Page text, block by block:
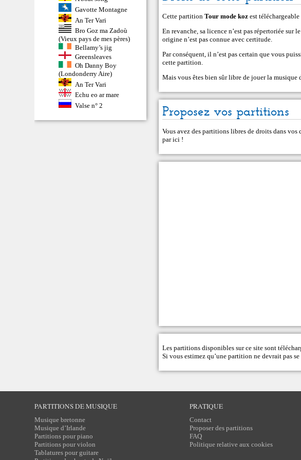
Gavotte Montagne
An Ter Vari
Bro Goz ma Zadoù
(Vieux pays de mes pères)
Bellamy’s jig
Greensleaves
Oh Danny Boy
(Londonderry Aire)
An Ter Vari
Echu eo ar mare
Valse n° 2
Cette partitionTour mode koz est
En revanche, sa licence n’est pas répertoriée sur
origine n’est pas connue avec certitude.
Par conséquent, il n’est pas certain que vous
cette partition.
Mais vous êtes bien sûr libre de jouer la
Proposez vos partitions
Vous avez des partitions libres de droits dans
par ici !
Les partitions disponibles sur ce site sont
Si vous estimez qu’une partition ne devrait pas
PARTITIONS DE MUSIQUE
Musique bretonne
Musique d’Irlande
Partitions pour piano
Partitions pour violon
Tablatures pour guitare
PRATIQUE
Contact
Proposer des partitions
FAQ
Politique relative aux cookies